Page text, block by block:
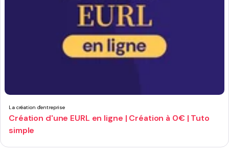
La création d'entreprise
Création d'une EURL en ligne | Création à 0€ | Tuto
simple